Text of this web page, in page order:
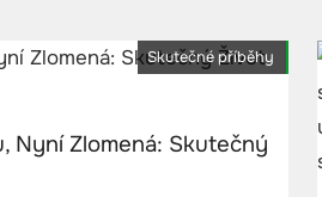
Skutečné příběhy
Nyní Zlomená: Skutečný